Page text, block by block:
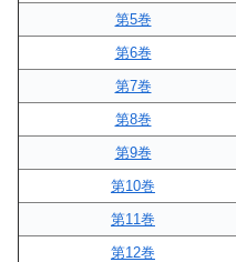
第5巻
第6巻
第7巻
第8巻
第9巻
第10巻
第11巻
第12巻